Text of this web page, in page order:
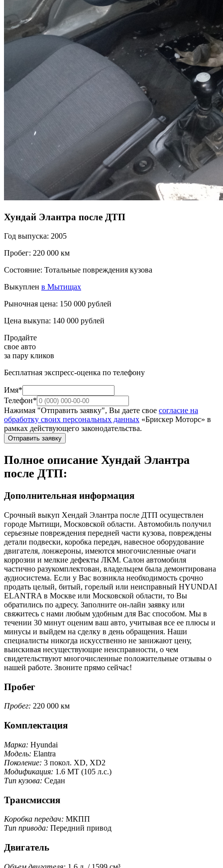
Хундай Элантра после ДТП
Год выпуска: 2005
Пробег: 220 000 км
Состояние: Тотальные повреждения кузова
Выкуплен в Мытищах
Рыночная цена: 150 000 рублей
Цена выкупа: 140 000 рублей
Продайте
свое авто
за пару кликов
Бесплатная экспресс-оценка по телефону
Имя*
Телефон*
Нажимая "Отправить заявку", Вы даете свое согласие на
обработку своих персональных данных «Брискер Моторс» в
рамках действующего законодательства.
Отправить заявку
Полное описание Хундай Элантра
после ДТП:
Дополнительная информация
Срочный выкуп Хендай Элантра после ДТП осуществлен
городе Мытищи, Московской области. Автомобиль получил
серьезные повреждения передней части кузова, повреждены
детали подвески, коробка передач, навесное оборудование
двигателя, лонжероны, имеются многочисленные очаги
коррозии и мелкие дефекты ЛКМ. Салон автомобиля
частично разукомплектован, владельцем была демонтирована
аудиосистема. Если у Вас возникла необходимость срочно
продать целый, битый, горелый или неисправный HYUNDAI
ELANTRA в Москве или Московской области, то Вы
обратились по адресу. Заполните он-лайн заявку или
свяжитесь с нами любым удобным для Вас способом. Мы в
течении 30 минут оценим ваш авто, учитывая все ее плюсы и
минусы и выйдем на сделку в день обращения. Наши
специалисты никогда искусственно не занижают цену,
выискивая несуществующие неисправности, о чем
свидетельствуют многочисленные положительные отзывы о
нашей работе. Звоните прямо сейчас!
Пробег
Пробег: 220 000 км
Комплектация
Марка: Hyundai
Модель: Elantra
Поколение: 3 покол. XD, XD2
Модификация: 1.6 MT (105 л.с.)
Тип кузова: Седан
Трансмиссия
Коробка передач: МКПП
Тип привода: Передний привод
Двигатель